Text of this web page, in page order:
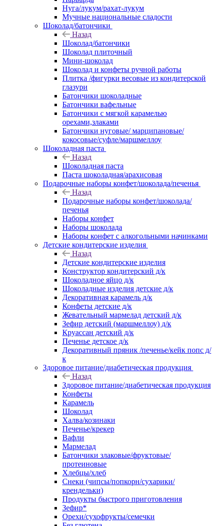
Нуга/лукум/рахат-лукум
Мучные национальные сладости
Шоколад/батончики
Назад
Шоколад/батончики
Шоколад плиточный
Мини-шоколад
Шоколад и конфеты ручной работы
Плитка /фигурки весовые из кондитерской
глазури
Батончики шоколадные
Батончики вафельные
Батончики с мягкой карамелью
орехами,злаками
Батончики нуговые/ марципановые/
кокосовые/суфле/маршмеллоу
Шоколадная паста
Назад
Шоколадная паста
Паста шоколадная/арахисовая
Подарочные наборы конфет/шоколада/печенья
Назад
Подарочные наборы конфет/шоколада/
печенья
Наборы конфет
Наборы шоколада
Наборы конфет с алкогольными начинками
Детские кондитерские изделия
Назад
Детские кондитерские изделия
Конструктор кондитерский д/к
Шоколадное яйцо д/к
Шоколадные изделия детские д/к
Декоративная карамель д/к
Конфеты детские д/к
Жевательный мармелад детский д/к
Зефир детский (маршмеллоу) д/к
Круассан детский д/к
Печенье детское д/к
Декоративный пряник /печенье/кейк попс д/
к
Здоровое питание/диабетическая продукция
Назад
Здоровое питание/диабетическая продукция
Конфеты
Карамель
Шоколад
Халва/козинаки
Печенье/крекер
Вафли
Мармелад
Батончики злаковые/фруктовые/
протеиновые
Хлебцы/хлеб
Снеки (чипсы/попкорн/сухарики/
крендельки)
Продукты быстрого приготовления
Зефир*
Орехи/сухофрукты/семечки